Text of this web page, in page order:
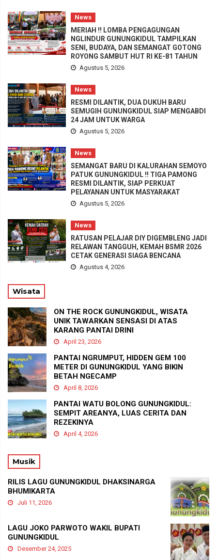
News
MERIAH !! LOMBA PENGAGUNGAN
NGLINDUR GUNUNGKIDUL TAMPILKAN
SENI, BUDAYA, DAN SEMANGAT GOTONG
ROYONG SAMBUT HUT RI KE-81 TAHUN
Agustus 5, 2026
News
RESMI DILANTIK, DUA DUKUH BARU
SEMUGIH GUNUNGKIDUL SIAP MENGABDI
24 JAM UNTUK WARGA
Agustus 5, 2026
News
SEMANGAT BARU DI KALURAHAN SEMOYO
PATUK GUNUNGKIDUL !! TIGA PAMONG
RESMI DILANTIK, SIAP PERKUAT
PELAYANAN UNTUK MASYARAKAT
Agustus 5, 2026
News
RATUSAN PELAJAR DIY DIGEMBLENG JADI
RELAWAN TANGGUH, KEMAH BSMR 2026
CETAK GENERASI SIAGA BENCANA
Agustus 4, 2026
Wisata
ON THE ROCK GUNUNGKIDUL, WISATA
UNIK TAWARKAN SENSASI DI ATAS
KARANG PANTAI DRINI
April 23, 2026
PANTAI NGRUMPUT, HIDDEN GEM 100
METER DI GUNUNGKIDUL YANG BIKIN
BETAH NGECAMP
April 8, 2026
PANTAI WATU BOLONG GUNUNGKIDUL:
SEMPIT AREANYA, LUAS CERITA DAN
REZEKINYA
April 4, 2026
Musik
RILIS LAGU GUNUNGKIDUL DHAKSINARGA
BHUMIKARTA
Juli 11, 2026
LAGU JOKO PARWOTO WAKIL BUPATI
GUNUNGKIDUL
Desember 24, 2025